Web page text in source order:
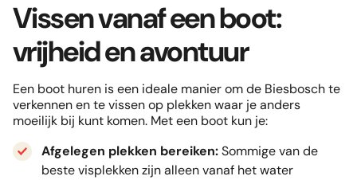
Vissen vanaf een boot:
vrijheid en avontuur
Een boot huren is een ideale manier om de Biesbosch te
verkennen en te vissen op plekken waar je anders
moeilijk bij kunt komen. Met een boot kun je:
Afgelegen plekken bereiken:Sommige van de
beste visplekken zijn alleen vanaf het water